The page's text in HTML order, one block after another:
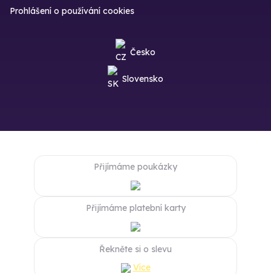
Prohlášení o používání cookies
Česko
Slovensko
Přijímáme poukázky
Přijímáme platební karty
Řekněte si o slevu
Více